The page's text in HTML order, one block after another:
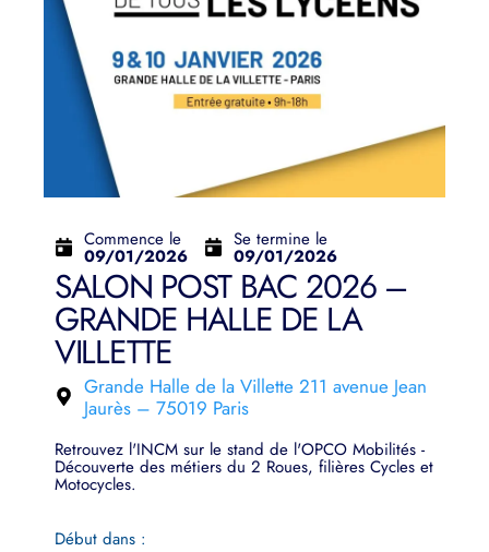
Commence le
09/01/2026
Se termine le
09/01/2026
SALON POST BAC 2026 –
GRANDE HALLE DE LA
VILLETTE
Grande Halle de la Villette 211 avenue Jean
Jaurès – 75019 Paris
Retrouvez l'INCM sur le stand de l'OPCO Mobilités -
Découverte des métiers du 2 Roues, filières Cycles et
Motocycles.
Début dans :